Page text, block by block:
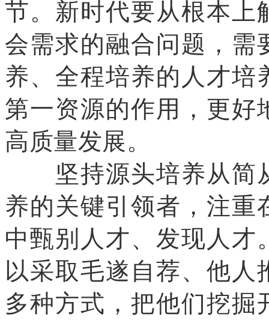
节。新时代要从根本上
会需求的融合问题，需
养、全程培养的人才培
第一资源的作用，更好
高质量发展。
坚持源头培养从简
养的关键引领者，注重
中甄别人才、发现人才
以采取毛遂自荐、他人
多种方式，把他们挖掘